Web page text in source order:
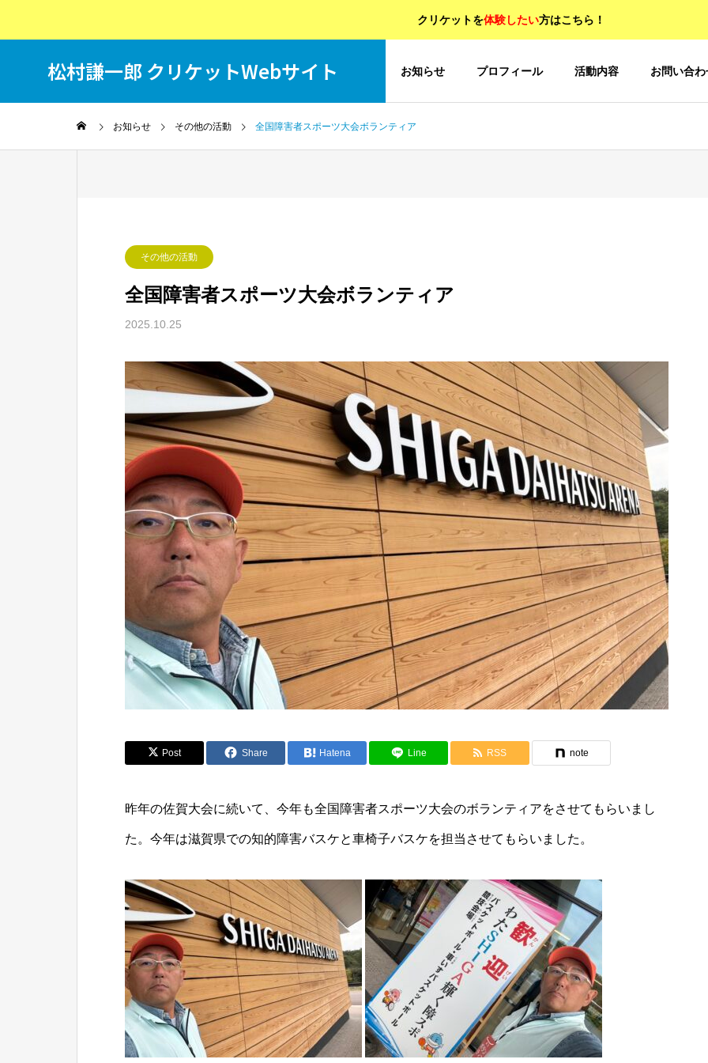
クリケットを体験したい方はこちら！
松村謙一郎 クリケットWebサイト お知らせ プロフィール 活動内容 お問い合わ
お知らせ その他の活動 全国障害者スポーツ大会ボランティア
その他の活動
全国障害者スポーツ大会ボランティア
2025.10.25
Post Share Hatena Line RSS note
昨年の佐賀大会に続いて、今年も全国障害者スポーツ大会のボランティアをさせてもらいまし
た。今年は滋賀県での知的障害バスケと車椅子バスケを担当させてもらいました。